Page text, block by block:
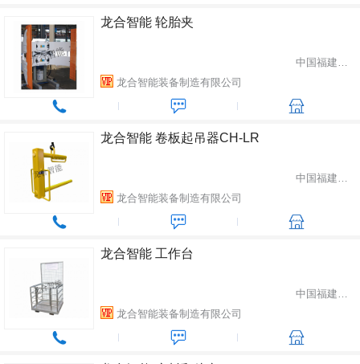
龙合智能 轮胎夹
中国福建省龙岩市
龙合智能装备制造有限公司
龙合智能 卷板起吊器CH-LR
中国福建省龙岩市
龙合智能装备制造有限公司
龙合智能 工作台
中国福建省龙岩市
龙合智能装备制造有限公司